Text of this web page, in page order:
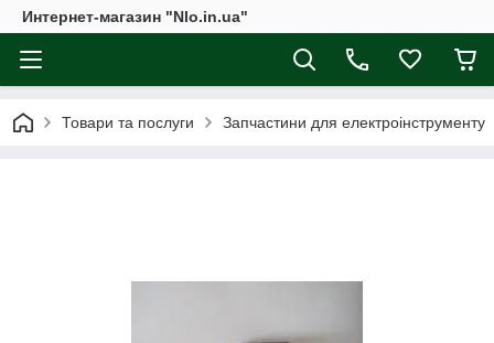
Интернет-магазин "Nlo.in.ua"
Товари та послуги Запчастини для електроінструменту